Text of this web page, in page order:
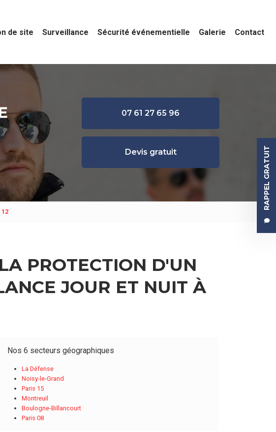
RAPPEL GRATUIT
de site Surveillance Sécurité événementielle Galerie Contact
07 61 27 65 96
Devis gratuit
PROTECTION D'UN
JOUR ET NUIT À
Nos 6 secteurs géographiques
La Défense
Noisy-le-Grand
Paris 15
Montreuil
Boulogne-Billancourt
Paris 08